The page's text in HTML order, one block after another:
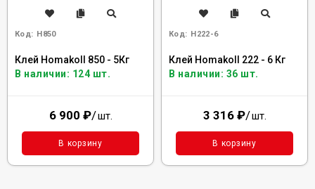
Код: H850
Клей Homakoll 850 - 5Кг
В наличии: 124 шт.
6 900 ₽/шт.
В корзину
Код: H222-6
Клей Homakoll 222 - 6 Кг
В наличии: 36 шт.
3 316 ₽/шт.
В корзину